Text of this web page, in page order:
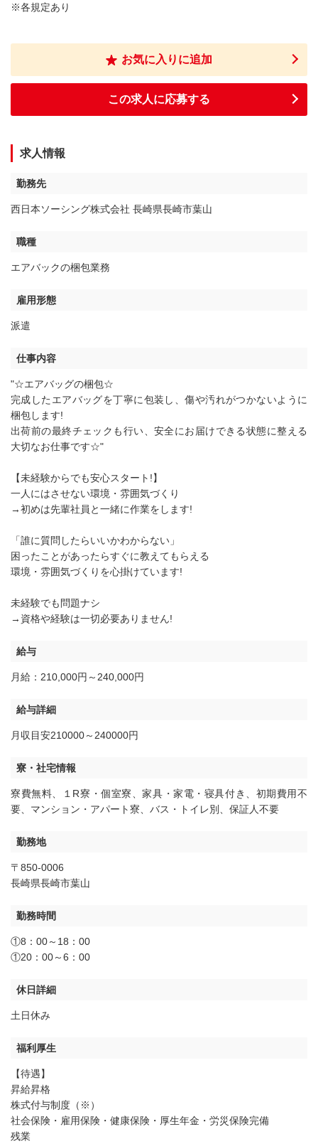
※各規定あり
お気に入りに追加
この求人に応募する
求人情報
勤務先
西日本ソーシング株式会社 長崎県長崎市葉山
職種
エアバックの梱包業務
雇用形態
派遣
仕事内容
"☆エアバッグの梱包☆
完成したエアバッグを丁寧に包装し、傷や汚れがつかないように
梱包します!
出荷前の最終チェックも行い、安全にお届けできる状態に整える
大切なお仕事です☆"
【未経験からでも安心スタート!】
一人にはさせない環境・雰囲気づくり
→初めは先輩社員と一緒に作業をします!
「誰に質問したらいいかわからない」
困ったことがあったらすぐに教えてもらえる
環境・雰囲気づくりを心掛けています!
未経験でも問題ナシ
→資格や経験は一切必要ありません!
給与
月給：210,000円～240,000円
給与詳細
月収目安210000～240000円
寮・社宅情報
寮費無料 １R寮・個室寮 、家具・家電・寝具付き
初期費用不
要
マンション・アパート寮 バス・トイレ別 保証人不要
勤務地
〒850-0006
長崎県長崎市葉山
勤務時間
①8：00～18：00
①20：00～6：00
休日詳細
土日休み
福利厚生
【待遇】
昇給昇格
株式付与制度（※）
社会保険・雇用保険・健康保険・厚生年金・労災保険完備
残業